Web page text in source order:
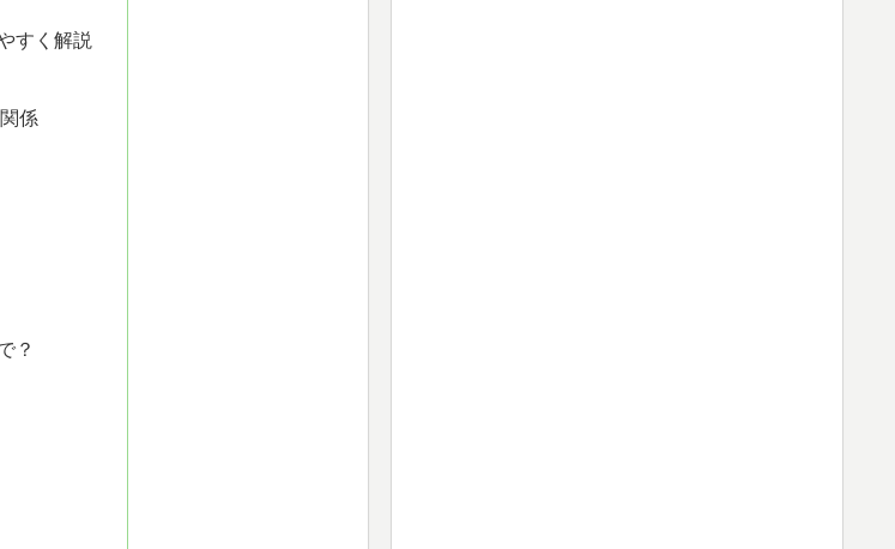
すく解説
係
？